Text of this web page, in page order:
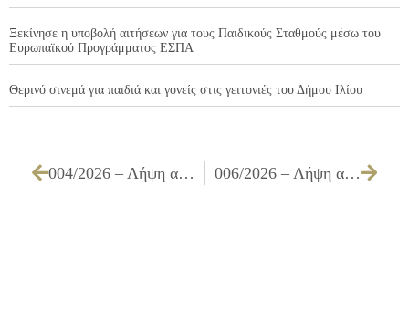
Ξεκίνησε η υποβολή αιτήσεων για τους Παιδικούς Σταθμούς μέσω του
Ευρωπαϊκού Προγράμματος ΕΣΠΑ
Θερινό σινεμά για παιδιά και γονείς στις γειτονιές του Δήμου Ιλίου
004/2026 – Λήψη απόφασης για την 1η τροποποίηση Τεχνικού Προγράμματος έτους 2026 006/2026 – Λήψη απόφασης για δημοσίευση σε ΦΕΚ από το Εθνικό Τυπογραφείο της με αριθμ. 140/2025 ΑΔΣ